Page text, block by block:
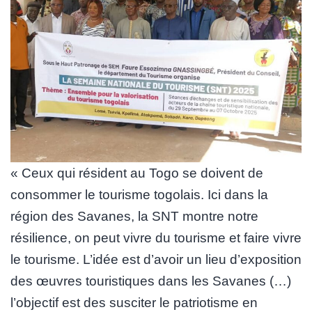
« Ceux qui résident au Togo se doivent de
consommer le tourisme togolais. Ici dans la
région des Savanes, la SNT montre notre
résilience, on peut vivre du tourisme et faire vivre
le tourisme. L’idée est d’avoir un lieu d’exposition
des œuvres touristiques dans les Savanes (…)
l’objectif est des susciter le patriotisme en